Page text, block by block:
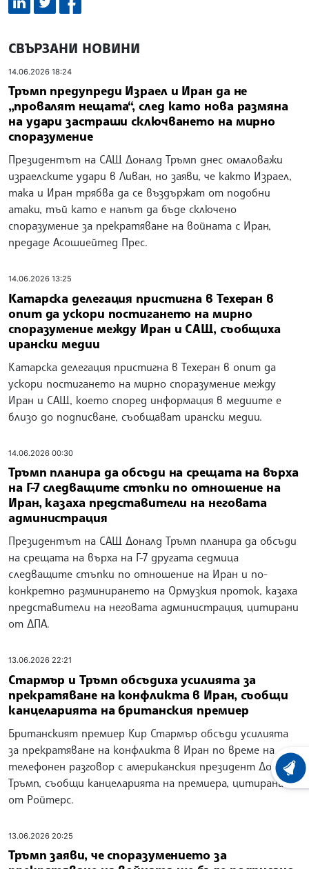
СВЪРЗАНИ НОВИНИ
14.06.2026 18:24
Тръмп предупреди Израел и Иран да не
„провалят нещата“, след като нова размяна
на удари застраши сключването на мирно
споразумение
Президентът на САЩ Доналд Тръмп днес омаловажи
израелските удари в Ливан, но заяви, че както Израел,
така и Иран трябва да се въздържат от подобни
атаки, тъй като е напът да бъде сключено
споразумение за прекратяване на войната с Иран,
предаде Асошиейтед Прес.
14.06.2026 13:25
Катарска делегация пристигна в Техеран в
опит да ускори постигането на мирно
споразумение между Иран и САЩ, съобщиха
ирански медии
Катарска делегация пристигна в Техеран в опит да
ускори постигането на мирно споразумение между
Иран и САЩ, което според информация в медиите е
близо до подписване, съобщават ирански медии.
14.06.2026 00:30
Тръмп планира да обсъди на срещата на върха
на Г-7 следващите стъпки по отношение на
Иран, казаха представители на неговата
администрация
Президентът на САЩ Доналд Тръмп планира да обсъди
на срещата на върха на Г-7 другата седмица
следващите стъпки по отношение на Иран и по-
конкретно разминирането на Ормузкия проток, казаха
представители на неговата администрация, цитирани
от ДПА.
13.06.2026 22:21
Стармър и Тръмп обсъдиха усилията за
прекратяване на конфликта в Иран, съобщи
канцеларията на британския премиер
Британският премиер Кир Стармър обсъди усилията
за прекратяване на конфликта в Иран по време на
телефонен разговор с американския президент Доналд
Тръмп, съобщи канцеларията на премиера, цитирана
от Ройтерс.
13.06.2026 20:25
Тръмп заяви, че споразумението за